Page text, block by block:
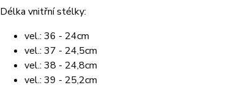
Délka vnitřní stélky:
vel.: 36 - 24cm
vel.: 37 - 24,5cm
vel.: 38 - 24,8cm
vel.: 39 - 25,2cm